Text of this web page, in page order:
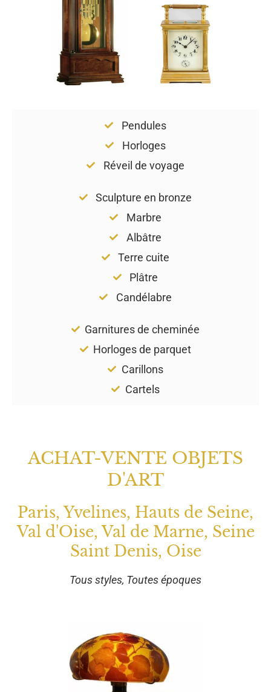
Pendules
Horloges
Réveil de voyage
Sculpture en bronze
Marbre
Albâtre
Terre cuite
Plâtre
Candélabre
Garnitures de cheminée
Horloges de parquet
Carillons
Cartels
ACHAT-VENTE OBJETS
D'ART
Paris, Yvelines, Hauts de Seine,
Val d'Oise, Val de Marne, Seine
Saint Denis, Oise
Tous styles, Toutes époques